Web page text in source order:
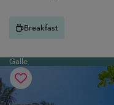
Breakfast
Galle